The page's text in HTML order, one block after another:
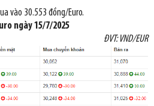
vào 30.553 đồng/Euro.
ngày15/7/2025
ĐVT: VND/EUR